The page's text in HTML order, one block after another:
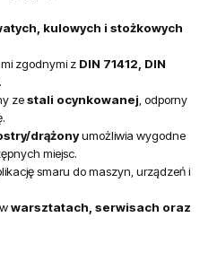
kulowych i stożkowych
zgodnymi z DIN 71412, DIN
.
zestali ocynkowanej , odporny
drążonyumożliwia wygodne
miejsc.
smaru do maszyn, urządzeń i
warsztatach, serwisach oraz